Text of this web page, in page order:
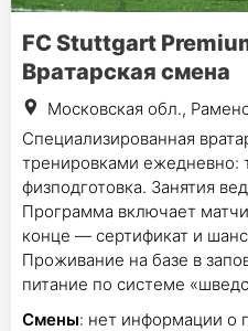
FC Stuttgart
Вратарская смена
Московская обл.,
Специализированная
тренировками ежедневно:
физподготовка. Занятия
Программа включает
конце — сертификат и
Проживание на базе в
питание по системе
Смены: нет информации о